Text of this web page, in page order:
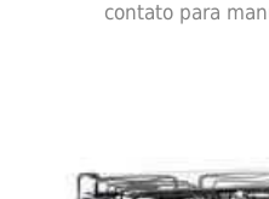
contato para